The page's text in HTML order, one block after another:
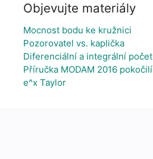
Objevujte materiály
Mocnost bodu ke kružnici
Pozorovatel vs. kaplička
Diferenciální a integrální počet
Příručka MODAM 2016 pokočilí
e^x Taylor